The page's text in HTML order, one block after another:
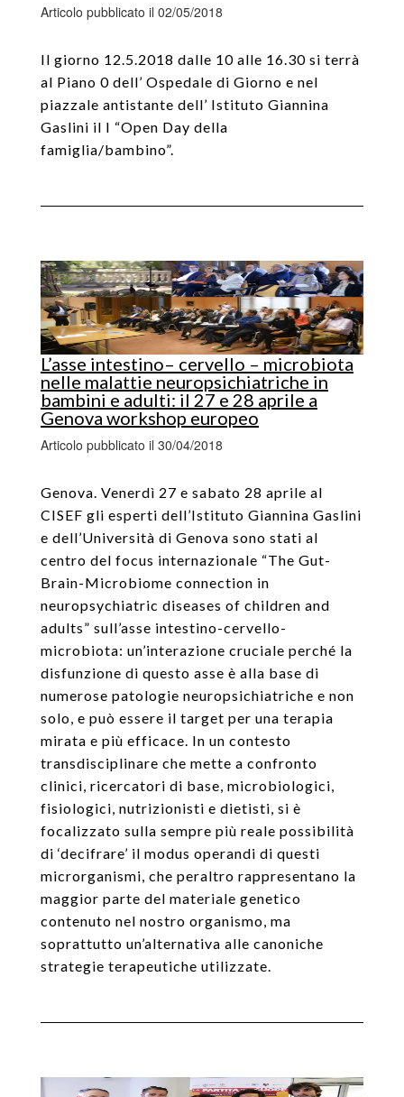
Articolo pubblicato il 02/05/2018
Il giorno 12.5.2018 dalle 10 alle 16.30 si terrà
al Piano 0 dell’ Ospedale di Giorno e nel
piazzale antistante dell’ Istituto Giannina
Gaslini il I “Open Day della
famiglia/bambino”.
L’asse intestino– cervello – microbiota
nelle malattie neuropsichiatriche in
bambini e adulti: il 27 e 28 aprile a
Genova workshop europeo
Articolo pubblicato il 30/04/2018
Genova. Venerdì 27 e sabato 28 aprile al
CISEF gli esperti dell’Istituto Giannina Gaslini
e dell’Università di Genova sono stati al
centro del focus internazionale “The Gut-
Brain-Microbiome connection in
neuropsychiatric diseases of children and
adults” sull’asse intestino-cervello-
microbiota: un’interazione cruciale perché la
disfunzione di questo asse è alla base di
numerose patologie neuropsichiatriche e non
solo, e può essere il target per una terapia
mirata e più efficace. In un contesto
transdisciplinare che mette a confronto
clinici, ricercatori di base, microbiologici,
fisiologici, nutrizionisti e dietisti, si è
focalizzato sulla sempre più reale possibilità
di ‘decifrare’ il modus operandi di questi
microrganismi, che peraltro rappresentano la
maggior parte del materiale genetico
contenuto nel nostro organismo, ma
soprattutto un’alternativa alle canoniche
strategie terapeutiche utilizzate.